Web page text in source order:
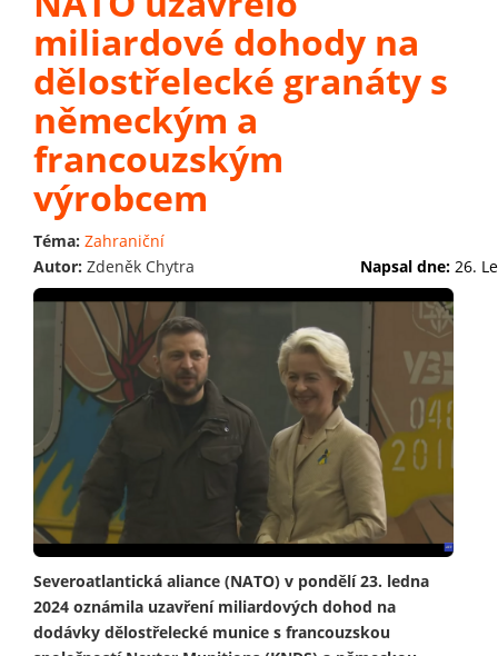
miliardové dohody na
dělostřelecké granáty s
německým a
francouzským
výrobcem
Téma: Zahraniční
Autor: Zdeněk Chytra Napsal dne: 26.
Severoatlantická aliance (NATO) v pondělí 23. ledna
2024 oznámila uzavření miliardových dohod na
dodávky dělostřelecké munice s francouzskou